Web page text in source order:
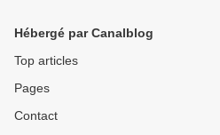
Hébergé par Canalblog
Top articles
Pages
Contact